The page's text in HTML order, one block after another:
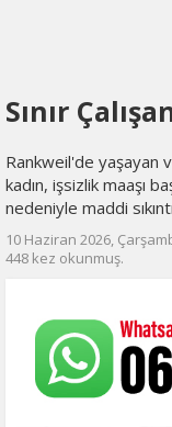
Sınır
Rankweil'de yaşayan
kadın, işsizlik maaşı
nedeniyle maddi sıkıntı
10 Haziran 2026,
448 kez okunmuş.